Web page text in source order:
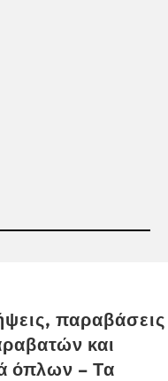
παραβάσεις
και
όπλων – Τα